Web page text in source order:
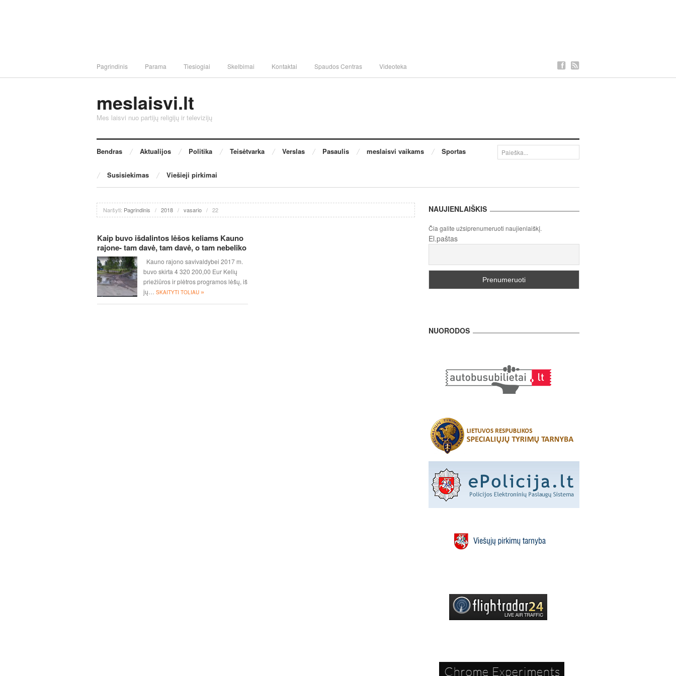
Pagrindinis Parama Tiesiogiai Skelbimai Kontaktai Spaudos Centras Videoteka
meslaisvi.lt
Mes laisvi nuo partijų religijų ir televizijų
Bendras Aktualijos Politika Teisėtvarka Verslas Pasaulis meslaisvi vaikams Sportas
Susisiekimas Viešieji pirkimai
Naršyti: Pagrindinis / 2018 / vasario / 22
Kaip buvo išdalintos lėšos keliams Kauno
rajone- tam davė, tam davė, o tam nebeliko
Kauno rajono savivaldybei 2017 m.
buvo skirta 4 320 200,00 Eur Kelių
priežiūros ir plėtros programos lėšų, iš
jų…SKAITYTI TOLIAU »
NAUJIENLAIŠKIS
Čia galite užsiprenumeruoti naujienlaiškį.
El.paštas
NUORODOS